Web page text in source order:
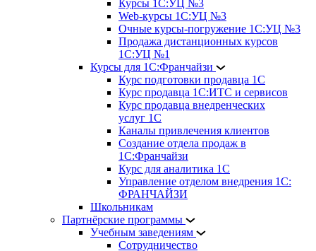
Курсы 1С:УЦ №3
Web-курсы 1С:УЦ №3
Очные курсы-погружение 1С:УЦ №3
Продажа дистанционных курсов
1С:УЦ №1
Курсы для 1С:Франчайзи
Курс подготовки продавца 1С
Курс продавца 1С:ИТС и сервисов
Курс продавца внедренческих
услуг 1С
Каналы привлечения клиентов
Создание отдела продаж в
1С:Франчайзи
Курс для аналитика 1С
Управление отделом внедрения 1С:
ФРАНЧАЙЗИ
Школьникам
Партнёрские программы
Учебным заведениям
Сотрудничество